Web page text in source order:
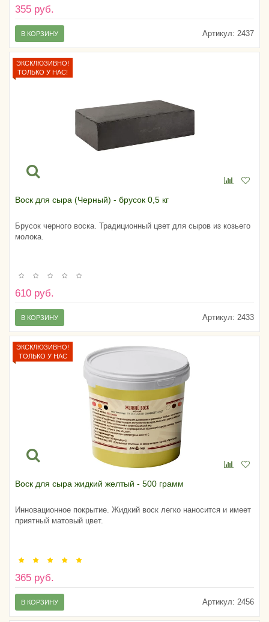
355 руб.
Артикул: 2437
В КОРЗИНУ
ЭКСКЛЮЗИВНО!
ТОЛЬКО У НАС!
Воск для сыра (Черный) - брусок 0,5 кг
Брусок черного воска. Традиционный цвет для сыров из козьего
молока.
610 руб.
Артикул: 2433
В КОРЗИНУ
ЭКСКЛЮЗИВНО!
ТОЛЬКО У НАС
Воск для сыра жидкий желтый - 500 грамм
Инновационное покрытие. Жидкий воск легко наносится и имеет
приятный матовый цвет.
365 руб.
Артикул: 2456
В КОРЗИНУ